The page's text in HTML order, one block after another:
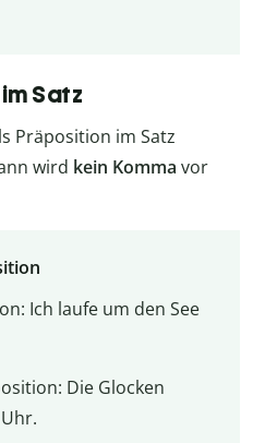
Satz
Präposition im Satz
wird kein Komma vor
Ich laufe um den See
Die Glocken